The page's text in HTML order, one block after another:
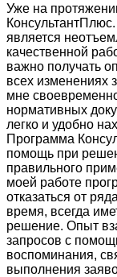
Уже на
является
качественной
важно получать
всех изменениях
мне
нормативных
легко и удобно
Программа
помощь при
правильного
моей работе
отказаться от
время, всегда
решение. Опыт
запросов с
воспоминания,
выполнения